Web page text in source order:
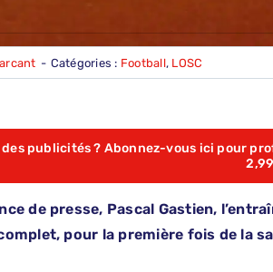
- Catégories : Football, LOSC
des publicités ? Abonnez-vous ici pour
de presse, Pascal Gastien,
pour la première fois de la